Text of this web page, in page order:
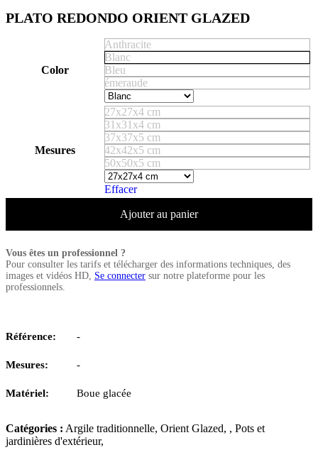
PLATO REDONDO ORIENT GLAZED
Color
Anthracite
Blanc
Bleu
émeraude
Mesures
27x27x4 cm
31x31x4 cm
37x37x5 cm
42x42x5 cm
50x50x5 cm
Effacer
Ajouter au panier
Vous êtes un professionnel ?
Pour consulter les tarifs et télécharger des informations techniques, des
images et vidéos HD, Se connecter sur notre plateforme pour les
professionnels.
Référence: -
Mesures: -
Matériel: Boue glacée
Catégories : Argile traditionnelle, Orient Glazed, , Pots et
jardinières d'extérieur,